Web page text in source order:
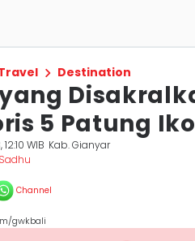
Destination
5 Patung
WIB Kab. Gianyar
Channel
gwkbali